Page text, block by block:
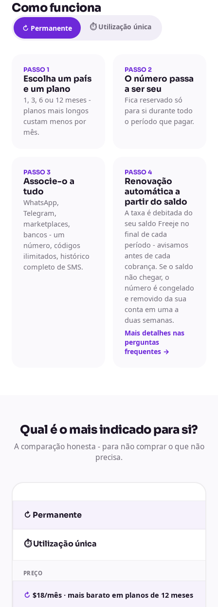
Como funciona
↻ Permanente ⏱ Utilização única
PASSO 1
Escolha um país
e um plano
1, 3, 6 ou 12 meses -
planos mais longos
custam menos por
mês.
PASSO 2
O número passa
a ser seu
Fica reservado só
para si durante todo
o período que pagar.
PASSO 3
Associe-o a
tudo
WhatsApp,
Telegram,
marketplaces,
bancos - um
número, códigos
ilimitados, histórico
completo de SMS.
PASSO 4
Renovação
automática a
partir do saldo
A taxa é debitada do
seu saldo Freeje no
final de cada
período - avisamos
antes de cada
cobrança. Se o saldo
não chegar, o
número é congelado
e removido da sua
conta em uma a
duas semanas.
Mais detalhes nas
perguntas
frequentes →
Qual é o mais indicado para si?
A comparação honesta - para não comprar o que não
precisa.
↻ Permanente
⏱ Utilização única
PREÇO
$18/mês · mais barato em planos de 12 meses